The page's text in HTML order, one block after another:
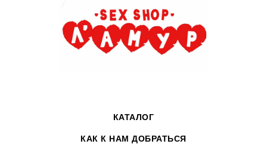
КАТАЛОГ
КАК К НАМ ДОБРАТЬСЯ